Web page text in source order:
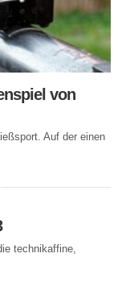
von
Auf der einen
technikaffine,